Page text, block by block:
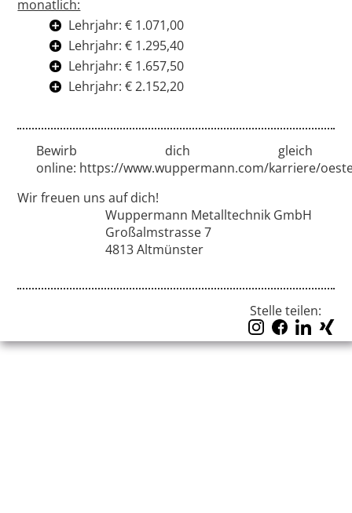
monatlich:
Lehrjahr: € 1.071,00
Lehrjahr: € 1.295,40
Lehrjahr: € 1.657,50
Lehrjahr: € 2.152,20
Bewirb dich gleich
online: https://www.wuppermann.com/karriere/
Wir freuen uns auf dich!
Wuppermann Metalltechnik GmbH
Großalmstrasse 7
4813 Altmünster
Stelle teilen: